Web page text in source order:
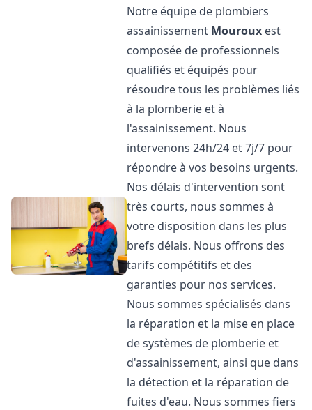
Notre équipe de plombiers
assainissement Mouroux est
composée de professionnels
qualifiés et équipés pour
résoudre tous les problèmes liés
à la plomberie et à
l'assainissement. Nous
intervenons 24h/24 et 7j/7 pour
répondre à vos besoins urgents.
Nos délais d'intervention sont
très courts, nous sommes à
votre disposition dans les plus
brefs délais. Nous offrons des
tarifs compétitifs et des
garanties pour nos services.
Nous sommes spécialisés dans
la réparation et la mise en place
de systèmes de plomberie et
d'assainissement, ainsi que dans
la détection et la réparation de
fuites d'eau. Nous sommes fiers